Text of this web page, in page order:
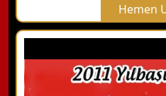
Hemen
X
WhatsApp ile Bilgi